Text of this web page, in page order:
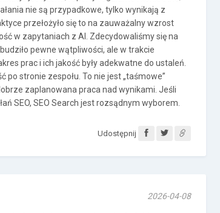
nie są przypadkowe, tylko wynikają z
przełożyło się to na zauważalny wzrost
w zapytaniach z AI. Zdecydowaliśmy się na
pewne wątpliwości, ale w trakcie
prac i ich jakość były adekwatne do ustaleń.
stronie zespołu. To nie jest „taśmowe”
zaplanowana praca nad wynikami. Jeśli
SEO, SEO Search jest rozsądnym wyborem.
Udostępnij
2026-04-08